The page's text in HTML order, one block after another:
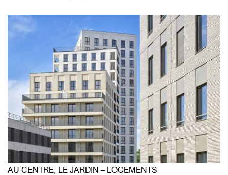
AU CENTRE, LE JARDIN – LOGEMENTS